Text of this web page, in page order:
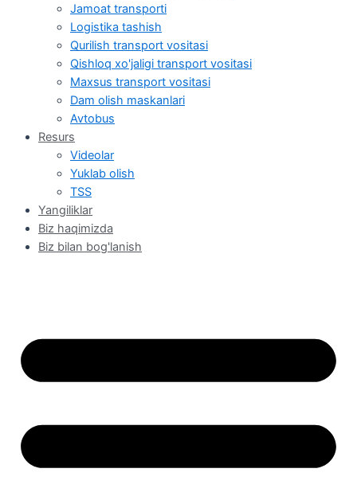
Jamoat transporti
Logistika tashish
Qurilish transport vositasi
Qishloq xo'jaligi transport vositasi
Maxsus transport vositasi
Dam olish maskanlari
Avtobus
Resurs
Videolar
Yuklab olish
TSS
Yangiliklar
Biz haqimizda
Biz bilan bog'lanish